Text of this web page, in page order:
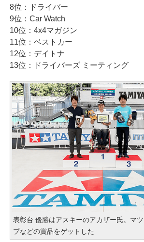
8位：ドライバー
9位：Car Watch
10位：4x4マガジン
11位：ベストカー
12位：デイトナ
13位：ドライバーズ ミーティング
表彰台 優勝はアスキーのアカザー氏。マ
プなどの賞品をゲットした